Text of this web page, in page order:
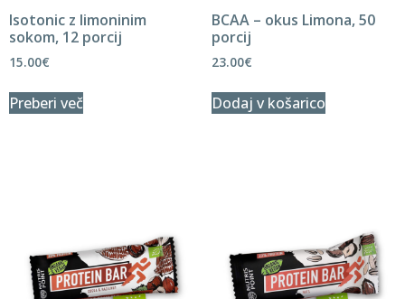
Isotonic z limoninim
sokom, 12 porcij
15.00€
Preberi več
BCAA – okus Limona, 50
porcij
23.00€
Dodaj v košarico